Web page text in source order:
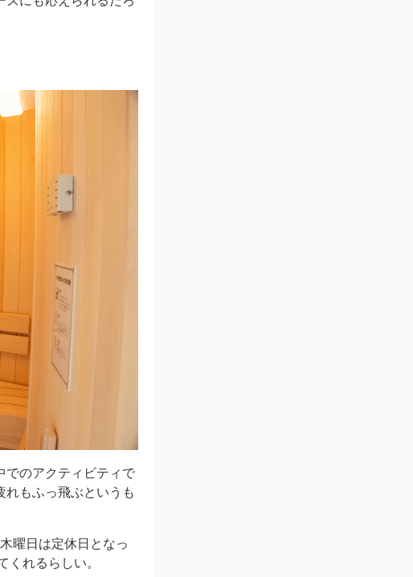
でのアクティビティで
もふっ飛ぶというも
曜日は定休日となっ
れるらしい。